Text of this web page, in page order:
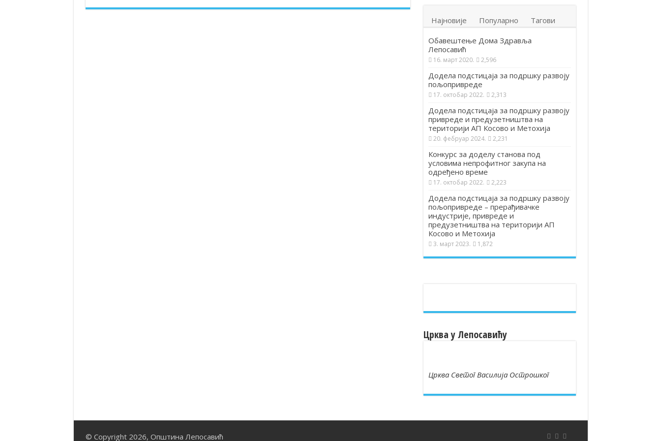
Најновије Популарно Тагови
Обавештење Дома Здравља
Лепосавић
16. март 2020. 2,596
Додела подстицаја за подршку развоју
пољопривреде
17. октобар 2022. 2,313
Додела подстицаја за подршку развоју
привреде и предузетништва на
територији АП Косово и Метохија
20. фебруар 2024. 2,231
Конкурс за доделу станова под
условима непрофитног закупа на
одређено време
17. октобар 2022. 2,223
Додела подстицаја за подршку развоју
пољопривреде – прерађивачке
индустрије, привреде и
предузетништва на територији АП
Косово и Метохија
3. март 2023. 1,872
Црква у Лепосавићу
Црква Светог Василија Острошког
© Copyright 2026, Општина Лепосавић